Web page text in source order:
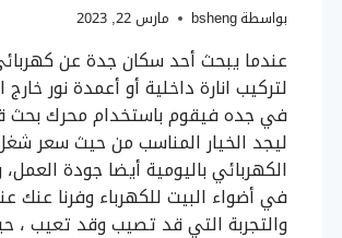
بواسطةbsheng مارس 22, 2023
عندما يبحث أحد سكان جدة عن
لتركيب انارة داخلية أو أعمدة نور خارج
في جده فيقوم باستخدام محرك بحث
ليجد الخيار المناسب من حيث سعر
الكهربائي باليومية أيضا جودة
في أضواء البيت للكهرباء وفرنا عنك
والتجربة التي قد تصيب وقد تعيب ،